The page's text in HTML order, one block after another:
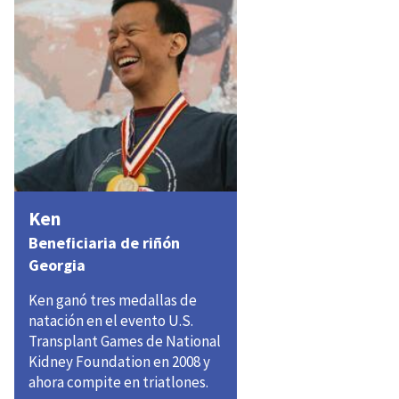
Ken
Beneficiaria de riñón
Georgia
Ken ganó tres medallas de
natación en el evento U.S.
Transplant Games de National
Kidney Foundation en 2008 y
ahora compite en triatlones.